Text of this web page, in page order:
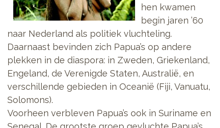
hen kwamen
begin jaren ’60
naar Nederland als politiek vluchteling.
Daarnaast bevinden zich Papua’s op andere
plekken in de diaspora: in Zweden, Griekenland,
Engeland, de Verenigde Staten, Australië, en
verschillende gebieden in Oceanië (Fiji, Vanuatu,
Solomons).
Voorheen verbleven Papua’s ook in Suriname en